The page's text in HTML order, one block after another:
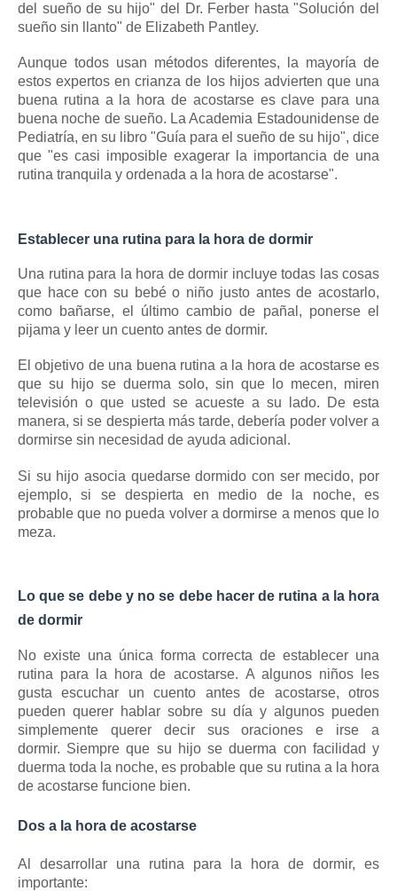
del sueño de su hijo" del Dr. Ferber hasta "Solución del
sueño sin llanto" de Elizabeth Pantley.
Aunque todos usan métodos diferentes, la mayoría de
estos expertos en crianza de los hijos advierten que una
buena rutina a la hora de acostarse es clave para una
buena noche de sueño. La Academia Estadounidense de
Pediatría, en su libro "Guía para el sueño de su hijo", dice
que "es casi imposible exagerar la importancia de una
rutina tranquila y ordenada a la hora de acostarse".
Establecer una rutina para la hora de dormir
Una rutina para la hora de dormir incluye todas las cosas
que hace con su bebé o niño justo antes de acostarlo,
como bañarse, el último cambio de pañal, ponerse el
pijama y leer un cuento antes de dormir.
El objetivo de una buena rutina a la hora de acostarse es
que su hijo se duerma solo, sin que lo mecen, miren
televisión o que usted se acueste a su lado.
De esta
manera, si se despierta más tarde, debería poder volver a
dormirse sin necesidad de ayuda adicional.
Si su hijo asocia quedarse dormido con ser mecido, por
ejemplo, si se despierta en medio de la noche, es
probable que no pueda volver a dormirse a menos que lo
meza.
Lo que se debe y no se debe hacer de rutina a la hora
de dormir
No existe una única forma correcta de establecer una
rutina para la hora de acostarse. A algunos niños les
gusta escuchar un cuento antes de acostarse, otros
pueden querer hablar sobre su día y algunos pueden
simplemente querer decir sus oraciones e irse a
dormir. Siempre que su hijo se duerma con facilidad y
duerma toda la noche, es probable que su rutina a la hora
de acostarse funcione bien.
Dos a la hora de acostarse
Al desarrollar una rutina para la hora de dormir, es
importante: